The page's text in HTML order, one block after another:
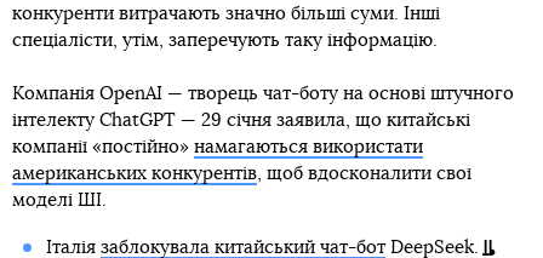
конкуренти витрачають значно більші суми. Інші
спеціалісти, утім, заперечують таку інформацію.
Компанія OpenAI — творець чат-боту на основі штучного
інтелекту ChatGPT — 29 січня заявила, що китайські
компанії «постійно» намагаються використати
американських конкурентів, щоб вдосконалити свої
моделі ШІ.
Італія заблокувала китайський чат-ботDeepSeek.